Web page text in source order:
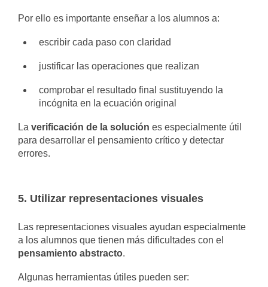
Por ello es importante enseñar a los alumnos a:
escribir cada paso con claridad
justificar las operaciones que realizan
comprobar el resultado final sustituyendo la
incógnita en la ecuación original
La verificación de la solución es especialmente útil
para desarrollar el pensamiento crítico y detectar
errores.
5. Utilizar representaciones visuales
Las representaciones visuales ayudan especialmente
a los alumnos que tienen más dificultades con el
pensamiento abstracto.
Algunas herramientas útiles pueden ser: